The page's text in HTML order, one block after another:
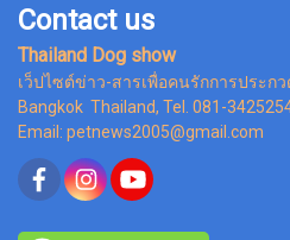
Contact us
Thailand Dog show
เว็ปไซต์ข่าว-สารเพื่อคนรักการประก
Bangkok Thailand, Tel. 081-
Email: petnews2005@gmail.com